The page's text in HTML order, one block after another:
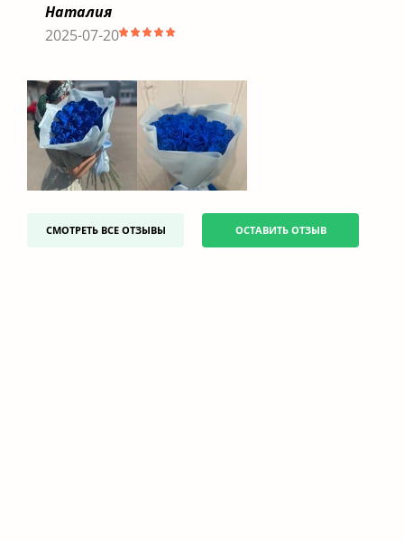
Наталия
2025-07-20
СМОТРЕТЬ ВСЕ ОТЗЫВЫ ОСТАВИТЬ ОТЗЫВ